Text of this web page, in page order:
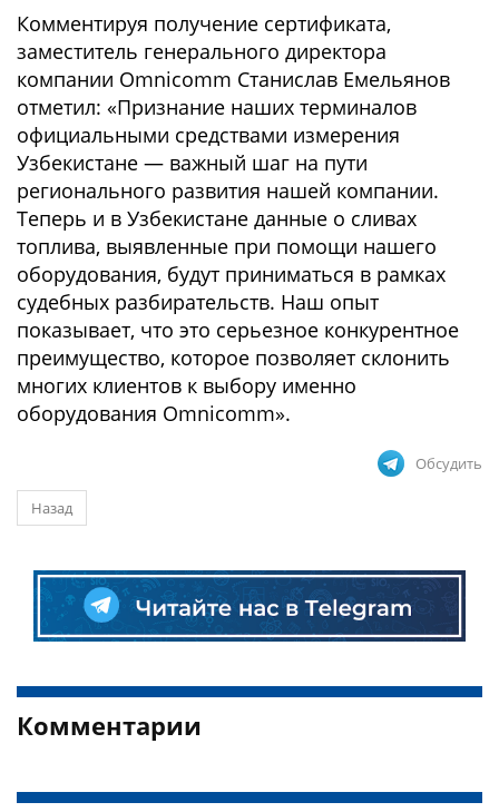
Комментируя получение сертификата,
заместитель генерального директора
компании Omnicomm Станислав Емельянов
отметил: «Признание наших терминалов
официальными средствами измерения
Узбекистане — важный шаг на пути
регионального развития нашей компании.
Теперь и в Узбекистане данные о сливах
топлива, выявленные при помощи нашего
оборудования, будут приниматься в рамках
судебных разбирательств. Наш опыт
показывает, что это серьезное конкурентное
преимущество, которое позволяет склонить
многих клиентов к выбору именно
оборудования Omnicomm».
Обсудить
Назад
Комментарии